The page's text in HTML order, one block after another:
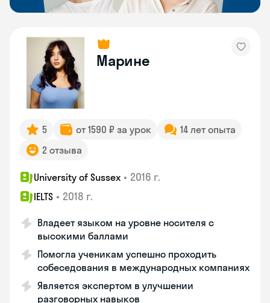
Марине
5 от 1590 ₽ за урок
14 лет опыта
2 отзыва
University of Sussex • 2016 г.
IELTS • 2018 г.
Владеет языком на уровне носителя с
высокими баллами
Помогла ученикам успешно проходить
собеседования в международных компаниях
Является экспертом в улучшении
разговорных навыков